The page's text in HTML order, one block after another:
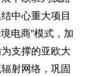
中心重大项目
电商”模式，加
支撑的亚欧大
射网络，巩固